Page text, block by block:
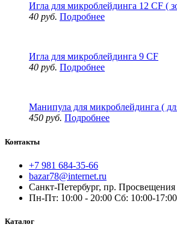
Игла для микроблейдинга 12 CF (
40 руб. Подробнее
Игла для микроблейдинга 9 CF
40 руб. Подробнее
Манипула для микроблейдинга (
450 руб. Подробнее
Контакты
+7 981 684-35-66
bazar78@internet.ru
Санкт-Петербург, пр. Просвещения
Пн-Пт: 10:00 - 20:00 Сб: 10:00-17:00
Каталог